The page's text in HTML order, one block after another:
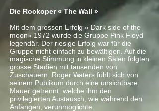
Die Rockoper « The Wall »
​Mit dem grossen Erfolg « Dark side of the
moon» 1972 wurde die Gruppe Pink Floyd
legendär. Der riesige Erfolg war für die
Gruppe nicht einfach zu bewältigen. Auf die
magische Stimmung in kleinen Sälen folgten
grosse Stadien mit tausenden von
Zuschauern. Roger Waters fühlt sich von
seinem Publikum durch eine unsichtbare
Mauer getrennt, welche ihm den
privilegierten Austausch, wie während den
Anfängen, verunmöglichte.